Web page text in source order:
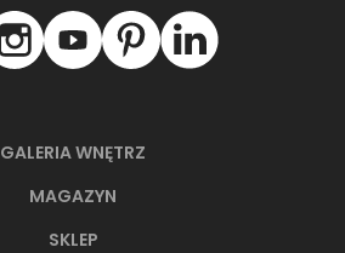
GALERIA WNĘTRZ
MAGAZYN
SKLEP